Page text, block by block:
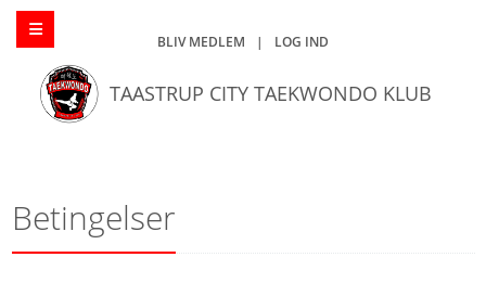
BLIV MEDLEM | LOG IND
TAASTRUP CITY TAEKWONDO KLUB
Betingelser